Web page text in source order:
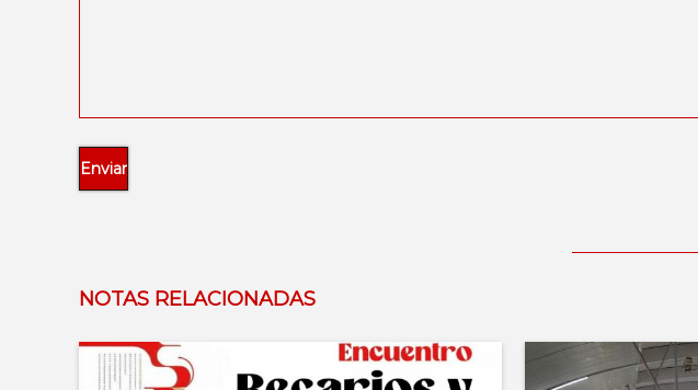
NOTAS RELACIONADAS